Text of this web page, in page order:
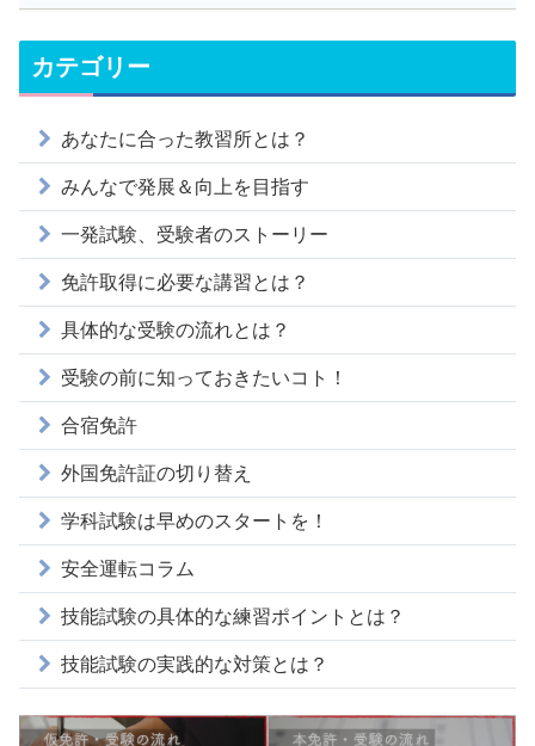
カテゴリー
あなたに合った教習所とは？
みんなで発展＆向上を目指す
一発試験、受験者のストーリー
免許取得に必要な講習とは？
具体的な受験の流れとは？
受験の前に知っておきたいコト！
合宿免許
外国免許証の切り替え
学科試験は早めのスタートを！
安全運転コラム
技能試験の具体的な練習ポイントとは？
技能試験の実践的な対策とは？